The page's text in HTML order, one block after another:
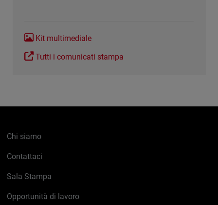
Kit multimediale
Tutti i comunicati stampa
Chi siamo
Contattaci
Sala Stampa
Opportunità di lavoro